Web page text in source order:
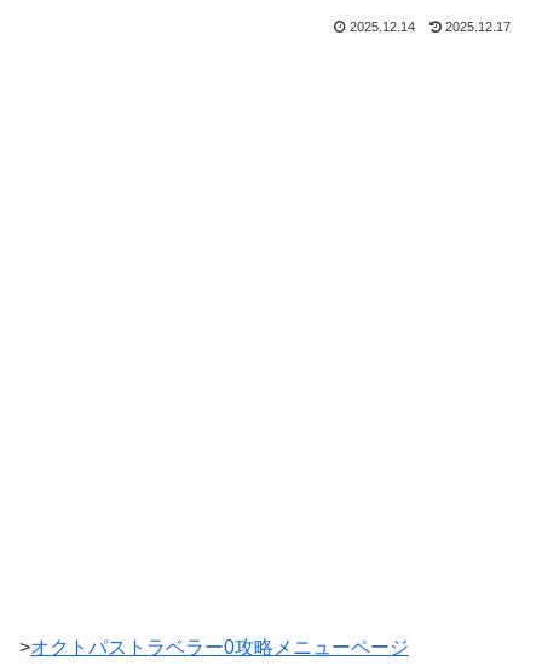
2025.12.14 2025.12.17
>オクトパストラベラー0攻略メニューページ